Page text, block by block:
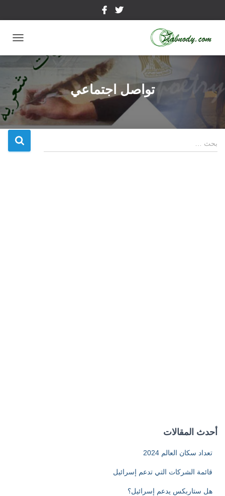
التنقل
تواصل اجتماعي
ل
بحث …
أحدث المقالات
تعداد سكان العالم 2024
قائمة الشركات التي تدعم إسرائيل
هل ستاربكس يدعم إسرائيل؟